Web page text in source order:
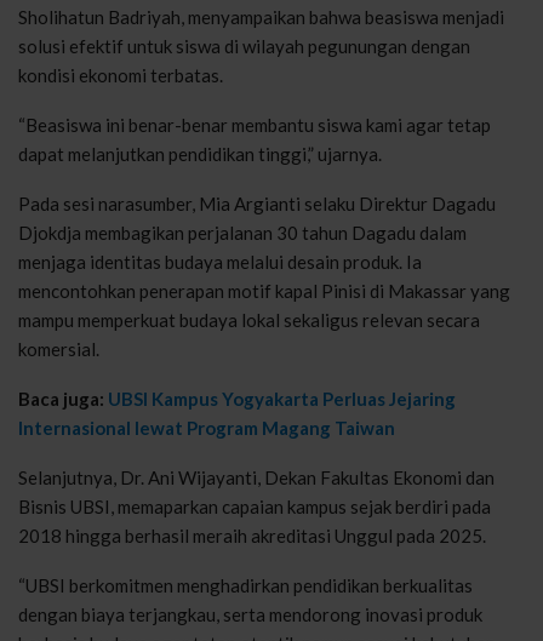
Sholihatun Badriyah, menyampaikan bahwa beasiswa menjadi
solusi efektif untuk siswa di wilayah pegunungan dengan
kondisi ekonomi terbatas.
“Beasiswa ini benar-benar membantu siswa kami agar tetap
dapat melanjutkan pendidikan tinggi,” ujarnya.
Pada sesi narasumber, Mia Argianti selaku Direktur Dagadu
Djokdja membagikan perjalanan 30 tahun Dagadu dalam
menjaga identitas budaya melalui desain produk. Ia
mencontohkan penerapan motif kapal Pinisi di Makassar yang
mampu memperkuat budaya lokal sekaligus relevan secara
komersial.
Baca juga: UBSI Kampus Yogyakarta Perluas Jejaring
Internasional lewat Program Magang Taiwan
Selanjutnya, Dr. Ani Wijayanti, Dekan Fakultas Ekonomi dan
Bisnis UBSI, memaparkan capaian kampus sejak berdiri pada
2018 hingga berhasil meraih akreditasi Unggul pada 2025.
“UBSI berkomitmen menghadirkan pendidikan berkualitas
dengan biaya terjangkau, serta mendorong inovasi produk